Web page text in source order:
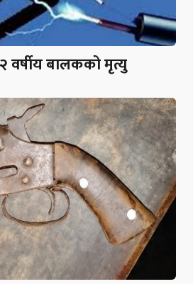
वर्षीय बालकको मृत्यु